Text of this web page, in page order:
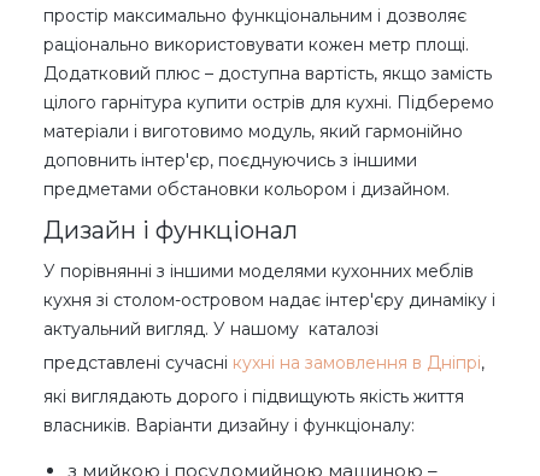
простір максимально функціональним і дозволяє
раціонально використовувати кожен метр площі.
Додатковий плюс – доступна вартість, якщо замість
цілого гарнітура купити острів для кухні. Підберемо
матеріали і виготовимо модуль, який гармонійно
доповнить інтер'єр, поєднуючись з іншими
предметами обстановки кольором і дизайном.
Дизайн і функціонал
У порівнянні з іншими моделями кухонних меблів
кухня зі столом-островом надає інтер'єру динаміку і
актуальний вигляд. У нашому каталозі
представлені сучасні кухні на замовлення в Дніпрі,
які виглядають дорого і підвищують якість життя
власників. Варіанти дизайну і функціоналу:
з мийкою і посудомийною машиною –